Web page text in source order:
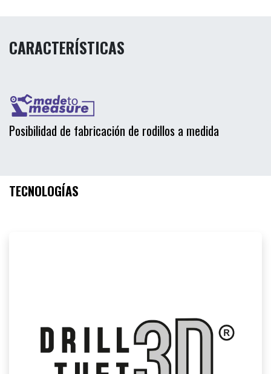
CARACTERÍSTICAS
Posibilidad de fabricación de rodillos a medida
TECNOLOGÍAS